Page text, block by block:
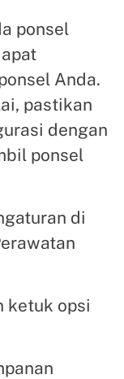
ponsel
Anda.
pastikan
dengan
ponsel
di
ketuk opsi